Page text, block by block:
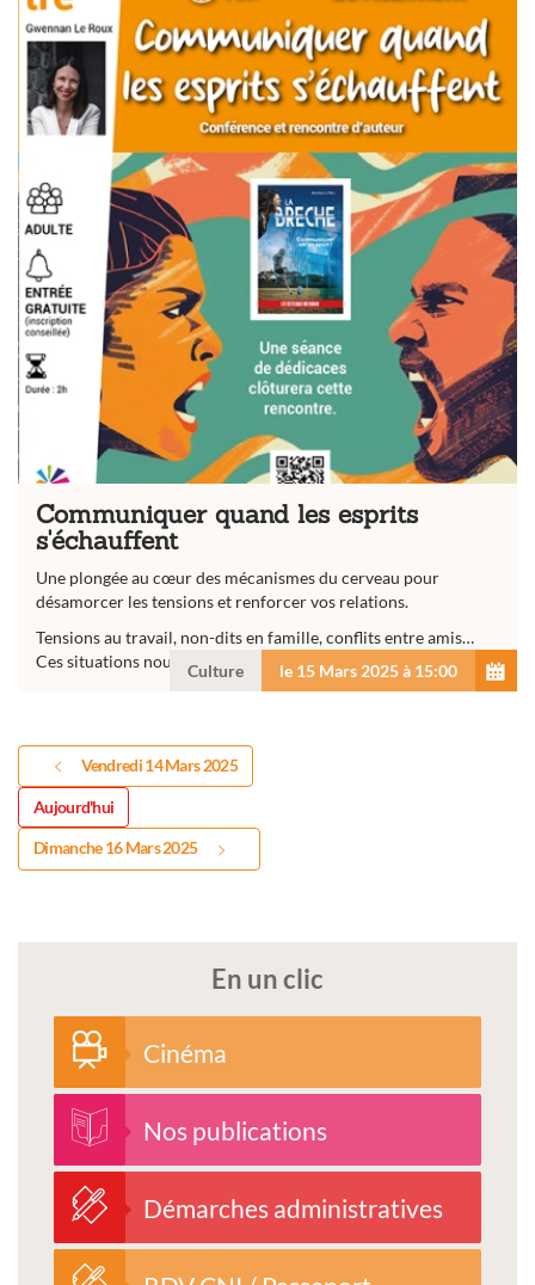
Communiquer quand les esprits
s'échauffent
Une plongée au cœur des mécanismes du cerveau pour
désamorcer les tensions et renforcer vos relations.
Tensions au travail, non-dits en famille, conflits entre amis…
Ces situations nous drainent, affectent nos relations, et...
Culture le 15 Mars 2025 à 15:00
Vendredi 14 Mars 2025
Aujourd'hui
Dimanche 16 Mars 2025
En un clic
Cinéma
Nos publications
Démarches administratives